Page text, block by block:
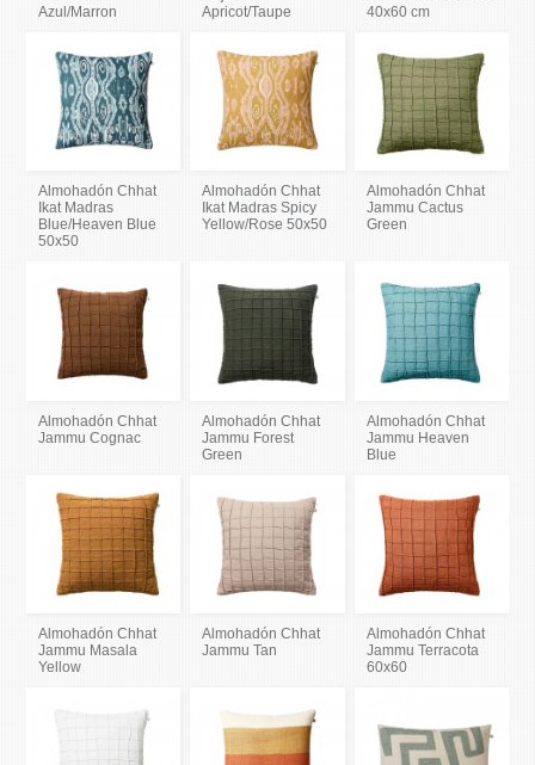
Azul/Marron
Apricot/Taupe
40x60 cm
Almohadón Chhat
Ikat Madras
Blue/Heaven Blue
50x50
Almohadón Chhat
Ikat Madras Spicy
Yellow/Rose 50x50
Almohadón Chhat
Jammu Cactus
Green
Almohadón Chhat
Jammu Cognac
Almohadón Chhat
Jammu Forest
Green
Almohadón Chhat
Jammu Heaven
Blue
Almohadón Chhat
Jammu Masala
Yellow
Almohadón Chhat
Jammu Tan
Almohadón Chhat
Jammu Terracota
60x60